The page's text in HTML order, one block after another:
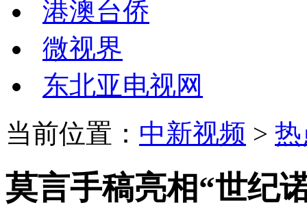
港澳台侨
微视界
东北亚电视网
当前位置： 中新视频 >
莫言手稿亮相“世纪